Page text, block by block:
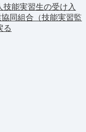
能実習生の受け入
同組合（技能実習監
る